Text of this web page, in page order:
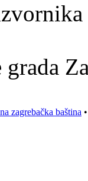
zagrebačka baština